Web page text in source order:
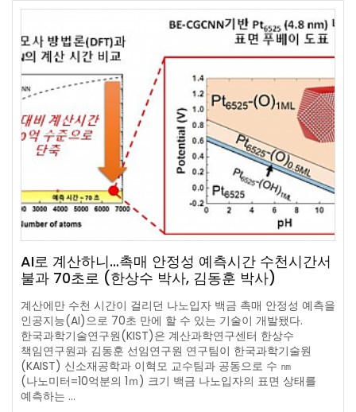
AI로 계산하니…촉매 안정성 예측시간 수천시간서
불과 70초로 (한상수 박사, 김동훈 박사)
계산에만 수천 시간이 걸리던 나노입자 백금 촉매 안정성 예측을
인공지능(AI)으로 70초 만에 할 수 있는 기술이 개발됐다.
한국과학기술연구원(KIST)은 계산과학연구센터 한상수
책임연구원과 김동훈 선임연구원 연구팀이 한국과학기술원
(KAIST) 신소재공학과 이혁모 교수팀과 공동으로 수 ㎚
(나노미터=10억분의 1ｍ) 크기 백금 나노입자의 표면 상태를
예측하는 …